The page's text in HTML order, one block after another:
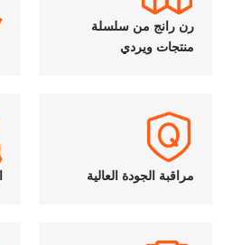
رن رانج من سلسلة
منتجات ويردي
مراقبة الجودة العالية